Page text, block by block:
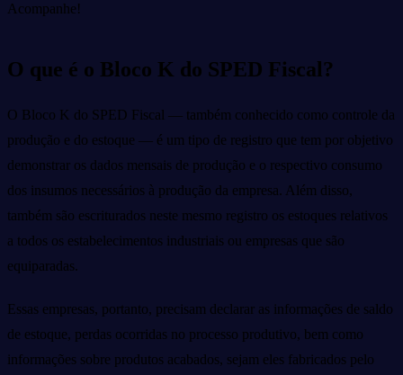
Acompanhe!
O que é o Bloco K do SPED Fiscal?
O Bloco K do SPED Fiscal — também conhecido como controle da
produção e do estoque — é um tipo de registro que tem por objetivo
demonstrar os dados mensais de produção e o respectivo consumo
dos insumos necessários à produção da empresa. Além disso,
também são escriturados neste mesmo registro os estoques relativos
a todos os estabelecimentos industriais ou empresas que são
equiparadas.
Essas empresas, portanto, precisam declarar as informações de saldo
de estoque, perdas ocorridas no processo produtivo, bem como
informações sobre produtos acabados, sejam eles fabricados pelo